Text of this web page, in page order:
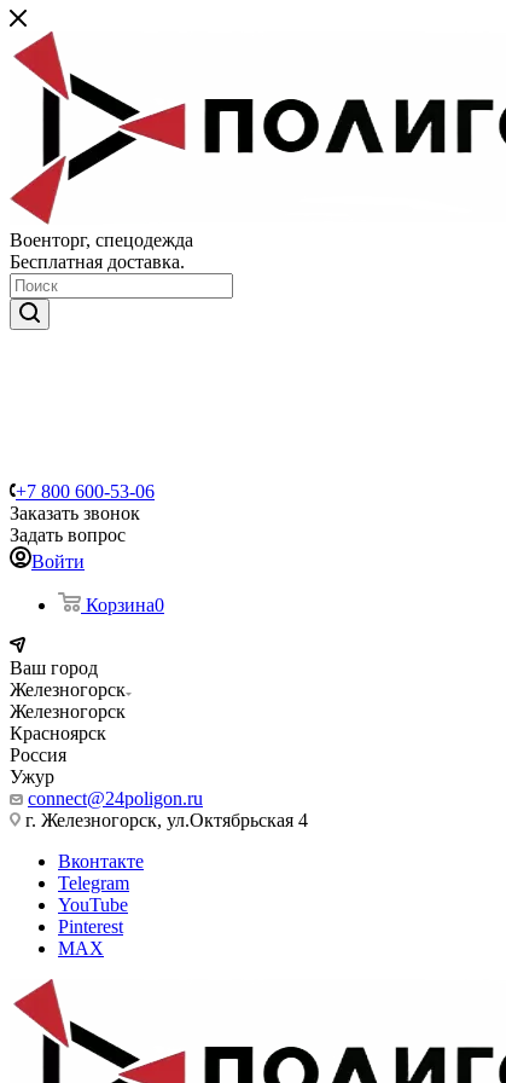
Военторг, спецодежда
Бесплатная доставка.
+7 800 600-53-06
Заказать звонок
Задать вопрос
Войти
Корзина0
Ваш город
Железногорск
Железногорск
Красноярск
Россия
Ужур
connect@24poligon.ru
г. Железногорск, ул.Октябрьская 4
Вконтакте
Telegram
YouTube
Pinterest
MAX